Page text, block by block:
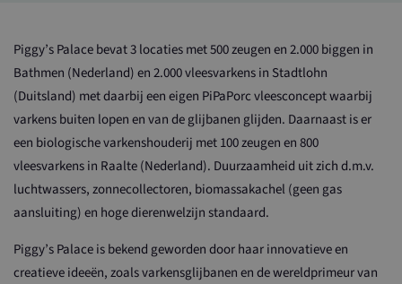
Piggy’s Palace bevat 3 locaties met 500 zeugen en 2.000 biggen in
Bathmen (Nederland) en 2.000 vleesvarkens in Stadtlohn
(Duitsland) met daarbij een eigen PiPaPorc vleesconcept waarbij
varkens buiten lopen en van de glijbanen glijden. Daarnaast is er
een biologische varkenshouderij met 100 zeugen en 800
vleesvarkens in Raalte (Nederland). Duurzaamheid uit zich d.m.v.
luchtwassers, zonnecollectoren, biomassakachel (geen gas
aansluiting) en hoge dierenwelzijn standaard.
Piggy’s Palace is bekend geworden door haar innovatieve en
creatieve ideeën, zoals varkensglijbanen en de wereldprimeur van